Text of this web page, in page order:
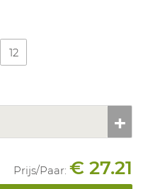
12
Prijs/Paar: € 27.21